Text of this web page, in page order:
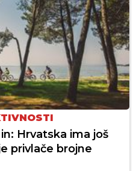
Hrvatska ima još
privlače brojne